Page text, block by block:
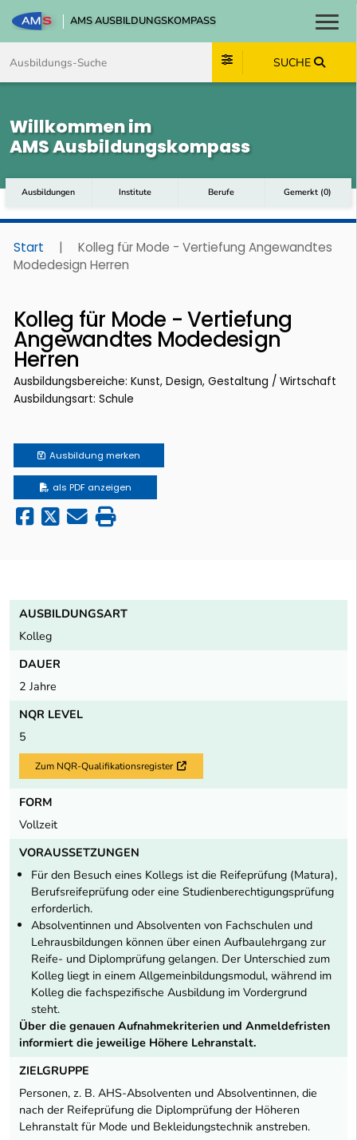
AMS AUSBILDUNGSKOMPASS
SUCHE
Willkommen im
AMS Ausbildungskompass
Ausbildungen Institute Berufe Gemerkt (0)
Start |
Kolleg für Mode - Vertiefung Angewandtes
Modedesign Herren
Kolleg für Mode - Vertiefung
Angewandtes Modedesign
Herren
Ausbildungsbereiche: Kunst, Design, Gestaltung / Wirtschaft
Ausbildungsart: Schule
Ausbildung merken
als PDF anzeigen
AUSBILDUNGSART
Kolleg
DAUER
2 Jahre
NQR LEVEL
5
Zum NQR-Qualifikationsregister Externer Link
FORM
Vollzeit
VORAUSSETZUNGEN
Für den Besuch eines Kollegs ist die Reifeprüfung (Matura),
Berufsreifeprüfung oder eine Studienberechtigungsprüfung
erforderlich.
Absolventinnen und Absolventen von Fachschulen und
Lehrausbildungen können über einen Aufbaulehrgang zur
Reife- und Diplomprüfung gelangen. Der Unterschied zum
Kolleg liegt in einem Allgemeinbildungsmodul, während im
Kolleg die fachspezifische Ausbildung im Vordergrund
steht.
Über die genauen Aufnahmekriterien und Anmeldefristen
informiert die jeweilige Höhere Lehranstalt.
ZIELGRUPPE
Personen, z. B. AHS-Absolventen und Absolventinnen, die
nach der Reifeprüfung die Diplomprüfung der Höheren
Lehranstalt für Mode und Bekleidungstechnik anstreben.